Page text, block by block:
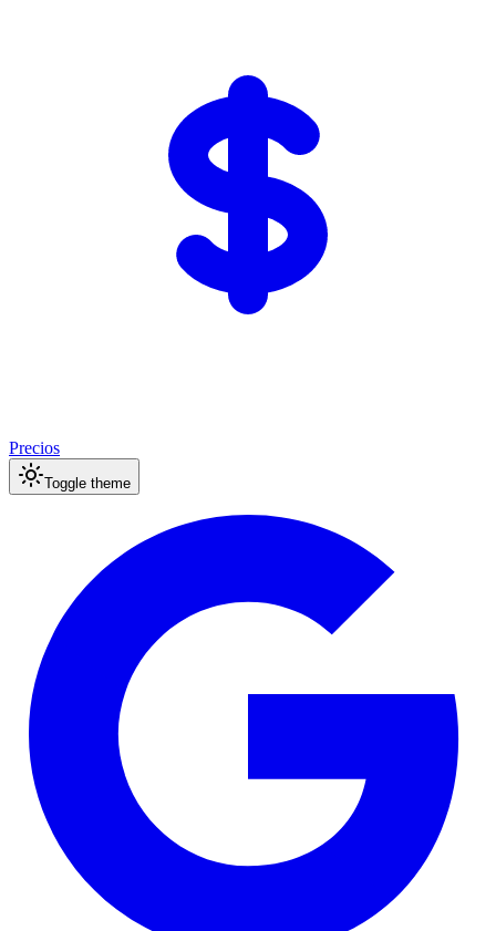
Precios
Toggle theme